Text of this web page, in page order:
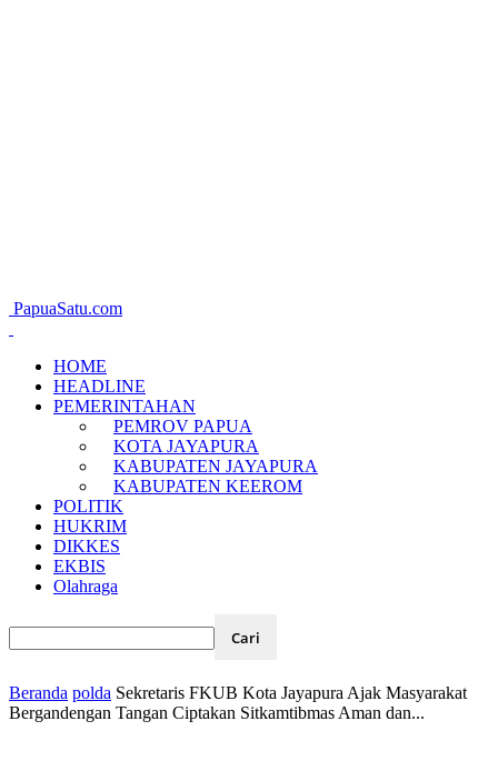
PapuaSatu.com
HOME
HEADLINE
PEMERINTAHAN
PEMROV PAPUA
KOTA JAYAPURA
KABUPATEN JAYAPURA
KABUPATEN KEEROM
POLITIK
HUKRIM
DIKKES
EKBIS
Olahraga
Beranda polda Sekretaris FKUB Kota Jayapura Ajak Masyarakat
Bergandengan Tangan Ciptakan Sitkamtibmas Aman dan...